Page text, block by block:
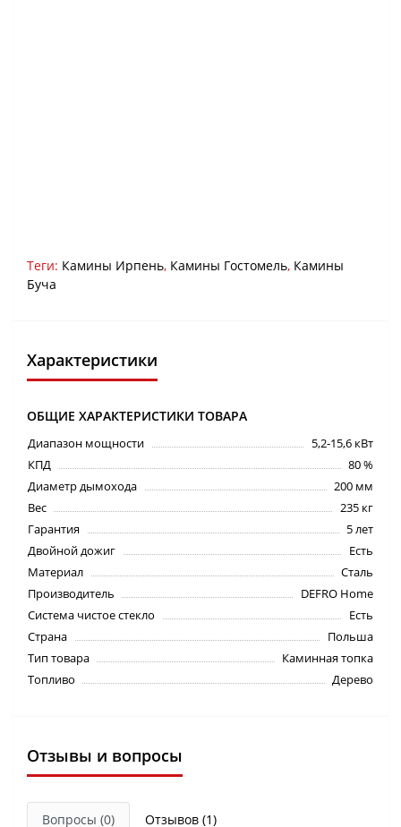
Теги: Камины Ирпень, Камины Гостомель, Камины
Буча
Характеристики
ОБЩИЕ ХАРАКТЕРИСТИКИ ТОВАРА
Диапазон мощности
5,2-15,6 кВт
КПД
80 %
Диаметр дымохода
200 мм
Вес
235 кг
Гарантия
5 лет
Двойной дожиг
Есть
Материал
Сталь
Производитель
DEFRO Home
Система чистое стекло
Есть
Страна
Польша
Тип товара
Каминная топка
Топливо
Дерево
Отзывы и вопросы
Вопросы (0) Отзывов (1)